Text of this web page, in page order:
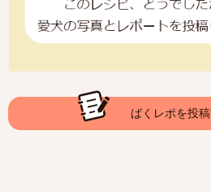
ばくレポを投